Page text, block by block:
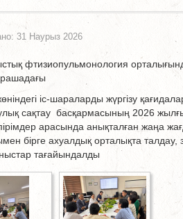
31 Наурыз 2026
фтизиопульмонология
іс-шараларды жүргізу
сақтау басқармасының 2026
арасында анықталған жаңа
бірге ахуалдық орталықта талдау,
тағайындалды